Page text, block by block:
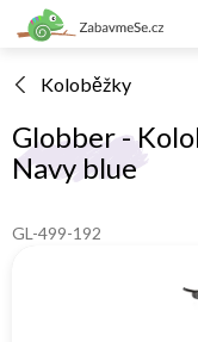
Přejít
na
Koloběžky
Globber -
Navy blue
GL-499-192